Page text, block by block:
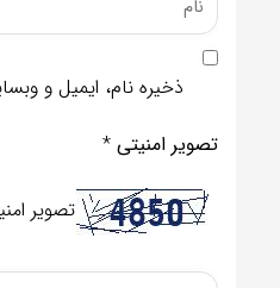
ذخیره نام، ایمیل و
تصویر امنیتی *
تصویر